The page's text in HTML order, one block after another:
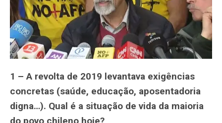
1 – A revolta de 2019 levantava exigências
concretas (saúde, educação, aposentadoria
digna…). Qual é a situação de vida da maioria